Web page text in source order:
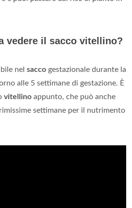
vedere il sacco vitellino?
nel sacco gestazionale durante la
alle 5 settimane di gestazione. È
vitellino appunto, che può anche
settimane per il nutrimento